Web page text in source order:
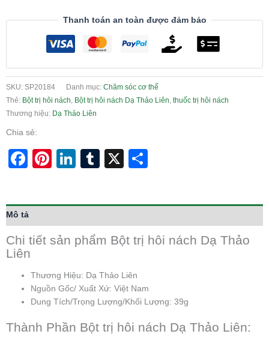
Thanh toán an toàn được đảm bảo
SKU: SP20184 Danh mục: Chăm sóc cơ thể
Thẻ: Bột trị hôi nách, Bột trị hôi nách Dạ Thảo Liên, thuốc trị hôi nách
Thương hiệu: Dạ Thảo Liên
Chia sẻ:
Facebook
Pinterest
LinkedIn
Tumblr
X
Mô tả
Chi tiết sản phẩm Bột trị hôi nách Dạ Thảo
Liên
Thương Hiệu: Dạ Thảo Liên
Nguồn Gốc/ Xuất Xứ: Việt Nam
Dung Tích/Trọng Lượng/Khối Lượng: 39g
Thành Phần Bột trị hôi nách Dạ Thảo Liên: